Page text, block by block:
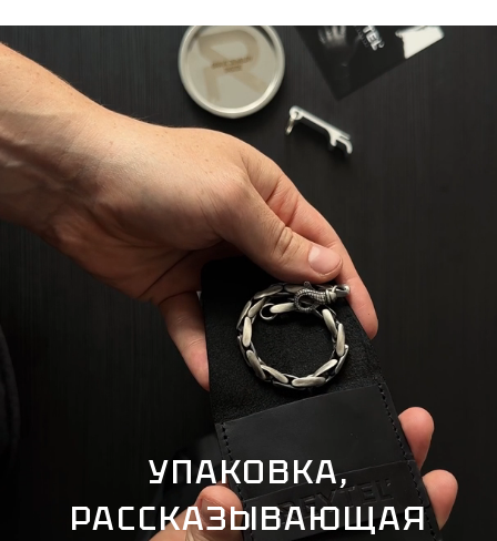
УПАКОВКА,
РАССКАЗЫВАЮЩАЯ